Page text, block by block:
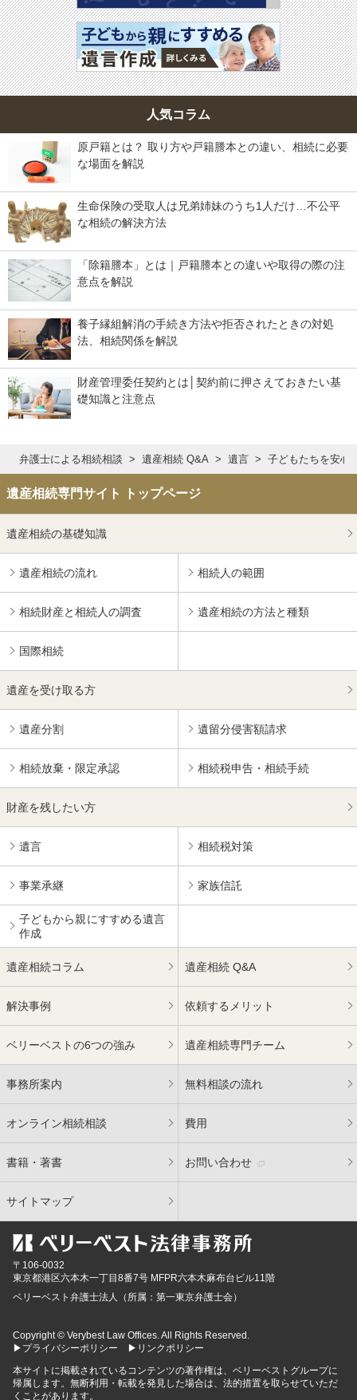
人気コラム
原戸籍とは？ 取り方や戸籍謄本との違い、相続に必要
な場面を解説
生命保険の受取人は兄弟姉妹のうち1人だけ…不公平
な相続の解決方法
「除籍謄本」とは｜戸籍謄本との違いや取得の際の注
意点を解説
養子縁組解消の手続き方法や拒否されたときの対処
法、相続関係を解説
財産管理委任契約とは│契約前に押さえておきたい基
礎知識と注意点
弁護士による相続相談 遺産相続 Q&A 遺言 子どもたちを安心
遺産相続専門サイト トップページ
遺産相続の基礎知識
遺産相続の流れ 相続人の範囲
相続財産と相続人の調査 遺産相続の方法と種類
国際相続
遺産を受け取る方
遺産分割 遺留分侵害額請求
相続放棄・限定承認 相続税申告・相続手続
財産を残したい方
遺言 相続税対策
事業承継 家族信託
子どもから親にすすめる遺言
作成
遺産相続コラム 遺産相続 Q&A
解決事例 依頼するメリット
ベリーベストの6つの強み 遺産相続専門チーム
事務所案内 無料相談の流れ
オンライン相続相談 費用
書籍・著書 お問い合わせ
サイトマップ
〒106-0032
東京都港区六本木一丁目8番7号 MFPR六本木麻布台ビル11階
ベリーベスト弁護士法人（所属：第一東京弁護士会）
Copyright © Verybest Law Offices. All Rights Reserved.
▶プライバシーポリシー
▶リンクポリシー
本サイトに掲載されているコンテンツの著作権は、ベリーベストグループに
帰属します。無断利用・転載を発見した場合は、法的措置を取らせていただ
くことがあります。